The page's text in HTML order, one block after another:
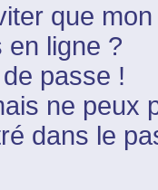
que
en ligne ?
passe !
ne peux
dans le